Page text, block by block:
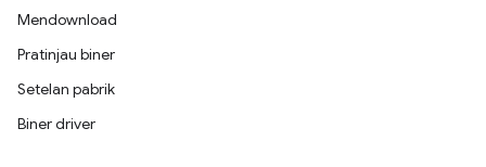
Mendownload
Pratinjau biner
Setelan pabrik
Biner driver